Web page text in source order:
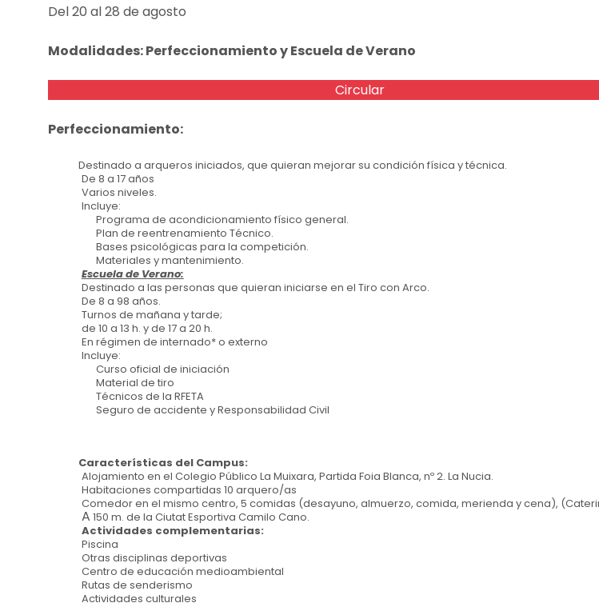
Del 20 al 28 de agosto
Modalidades: Perfeccionamiento y Escuela de Verano
Circular
Perfeccionamiento:
Destinado a arqueros iniciados, que quieran mejorar su condición física y técnica.
De 8 a 17 años
Varios niveles.
Incluye:
Programa de acondicionamiento físico general.
Plan de reentrenamiento Técnico.
Bases psicológicas para la competición.
Materiales y mantenimiento.
Escuela de Verano:
Destinado a las personas que quieran iniciarse en el Tiro con Arco.
De 8 a 98 años.
Turnos de mañana y tarde;
de 10 a 13 h. y de 17 a 20 h.
En régimen de internado* o externo
Incluye:
Curso oficial de iniciación
Material de tiro
Técnicos de la RFETA
Seguro de accidente y Responsabilidad Civil
Características del Campus:
Alojamiento en el Colegio Público La Muixara, Partida Foia Blanca, nº 2. La Nucia.
Habitaciones compartidas 10 arquero/as
Comedor en el mismo centro, 5 comidas (desayuno, almuerzo, comida, merienda y cena),
A 150 m. de la Ciutat Esportiva Camilo Cano.
Actividades complementarias:
Piscina
Otras disciplinas deportivas
Centro de educación medioambiental
Rutas de senderismo
Actividades culturales